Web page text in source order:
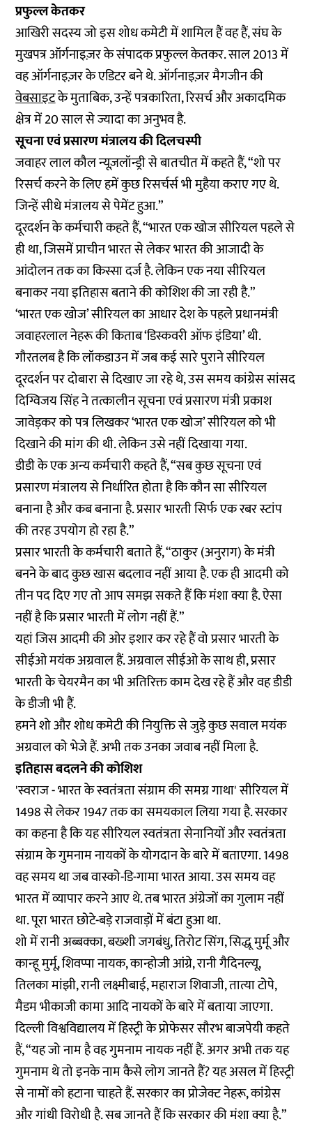
प्रफुल्ल केतकर
आखिरी सदस्य जो इस शोध कमेटी में शामिल हैं वह हैं, संघ के
मुखपत्र ऑर्गनाइज़र के संपादक प्रफुल्ल केतकर. साल 2013 में
वह ऑर्गनाइज़र के एडिटर बने थे. ऑर्गनाइज़र मैगजीन की
वेबसाइटके मुताबिक, उन्हें पत्रकारिता, रिसर्च और अकादमिक
क्षेत्र में 20 साल से ज्यादा का अनुभव है.
सूचना एवं प्रसारण मंत्रालय की दिलचस्पी
जवाहर लाल कौल न्यूज़लॉन्ड्री से बातचीत में कहते हैं, “शो पर
रिसर्च करने के लिए हमें कुछ रिसर्चर्स भी मुहैया कराए गए थे.
जिन्हें सीधे मंत्रालय से पेमेंट हुआ.”
दूरदर्शन के कर्मचारी कहते हैं, “भारत एक खोज सीरियल पहले से
ही था, जिसमें प्राचीन भारत से लेकर भारत की आजादी के
आंदोलन तक का किस्सा दर्ज है. लेकिन एक नया सीरियल
बनाकर नया इतिहास बताने की कोशिश की जा रही है.”
‘भारत एक खोज’ सीरियल का आधार देश के पहले प्रधानमंत्री
जवाहरलाल नेहरू की किताब ‘डिस्कवरी ऑफ इंडिया’ थी.
गौरतलब है कि लॉकडाउन में जब कई सारे पुराने सीरियल
दूरदर्शन पर दोबारा से दिखाए जा रहे थे, उस समय कांग्रेस सांसद
दिग्विजय सिंह ने तत्कालीन सूचना एवं प्रसारण मंत्री प्रकाश
जावेड़कर को पत्र लिखकर ‘भारत एक खोज’ सीरियल को भी
दिखाने की मांग की थी. लेकिन उसे नहीं दिखाया गया.
डीडी के एक अन्य कर्मचारी कहते हैं, “सब कुछ सूचना एवं
प्रसारण मंत्रालय से निर्धारित होता है कि कौन सा सीरियल
बनाना है और कब बनाना है. प्रसार भारती सिर्फ एक रबर स्टांप
की तरह उपयोग हो रहा है.”
प्रसार भारती के कर्मचारी बताते हैं, “ठाकुर (अनुराग) के मंत्री
बनने के बाद कुछ खास बदलाव नहीं आया है. एक ही आदमी को
तीन पद दिए गए तो आप समझ सकते हैं कि मंशा क्या है. ऐसा
नहीं है कि प्रसार भारती में लोग नहीं हैं.”
यहां जिस आदमी की ओर इशार कर रहे हैं वो प्रसार भारती के
सीईओ मयंक अग्रवाल हैं. अग्रवाल सीईओ के साथ ही, प्रसार
भारती के चेयरमैन का भी अतिरिक्त काम देख रहे हैं और वह डीडी
के डीजी भी हैं.
हमने शो और शोध कमेटी की नियुक्ति से जुड़े कुछ सवाल मयंक
अग्रवाल को भेजे हैं. अभी तक उनका जवाब नहीं मिला है.
इतिहास बदलने की कोशिश
'स्वराज - भारत के स्वतंत्रता संग्राम की समग्र गाथा' सीरियल में
1498 से लेकर 1947 तक का समयकाल लिया गया है. सरकार
का कहना है कि यह सीरियल स्वतंत्रता सेनानियों और स्वतंत्रता
संग्राम के गुमनाम नायकों के योगदान के बारे में बताएगा. 1498
वह समय था जब वास्को-डि-गामा भारत आया. उस समय वह
भारत में व्यापार करने आए थे. तब भारत अंग्रेजों का गुलाम नहीं
था. पूरा भारत छोटे-बड़े राजवाड़ों में बंटा हुआ था.
शो में रानी अब्बक्का, बख्शी जगबंधु, तिरोट सिंग, सिद्धू मुर्मू और
कान्हू मुर्मू, शिवप्पा नायक, कान्होजी आंग्रे, रानी गैदिनल्यू,
तिलका मांझी, रानी लक्ष्मीबाई, महाराज शिवाजी, तात्या टोपे,
मैडम भीकाजी कामा आदि नायकों के बारे में बताया जाएगा.
दिल्ली विश्वविद्यालय में हिस्ट्री के प्रोफेसर सौरभ बाजपेयी कहते
हैं, “यह जो नाम है वह गुमनाम नायक नहीं हैं. अगर अभी तक यह
गुमनाम थे तो इनके नाम कैसे लोग जानते हैं? यह असल में हिस्ट्री
से नामों को हटाना चाहते हैं. सरकार का प्रोजेक्ट नेहरू, कांग्रेस
और गांधी विरोधी है. सब जानते हैं कि सरकार की मंशा क्या है.”